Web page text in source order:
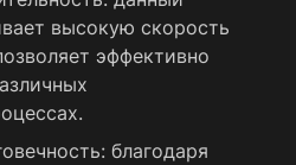
высокую скорость
эффективно
благодаря